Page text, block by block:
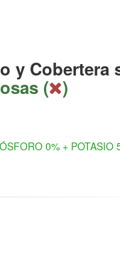
y Cobertera
( )
0% + POTASIO